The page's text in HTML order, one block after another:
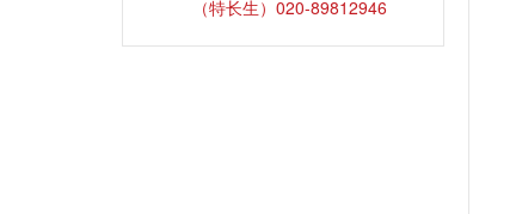
（特长生）020-89812946